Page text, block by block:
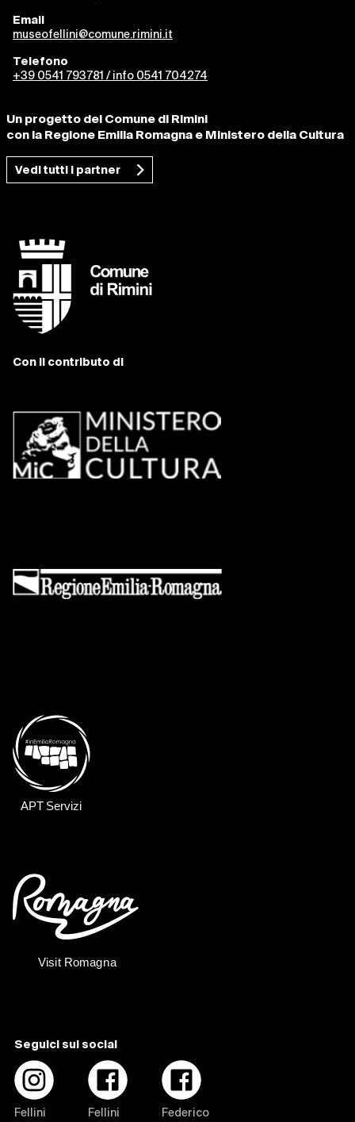
Email
museofellini@comune.rimini.it
Telefono
+39 0541 793781 / info 0541 704274
Un progetto del Comune di Rimini
con la Regione Emilia Romagna e Ministero della Cultura
Vedi tutti i partner
Con il contributo di
Seguici sui social
Fellini Fellini Federico